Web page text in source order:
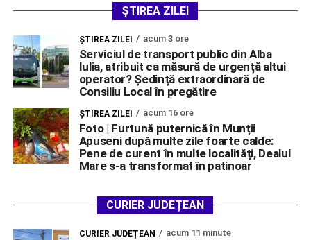
ȘTIREA ZILEI
ŞTIREA ZILEI acum 3 ore
Serviciul de transport public din Alba
Iulia, atribuit ca măsură de urgență altui
operator? Ședință extraordinară de
Consiliu Local în pregătire
ŞTIREA ZILEI acum 16 ore
Foto | Furtună puternică în Munții
Apuseni după multe zile foarte calde:
Pene de curent în multe localități, Dealul
Mare s-a transformat în patinoar
CURIER JUDEȚEAN
CURIER JUDEȚEAN acum 11 minute